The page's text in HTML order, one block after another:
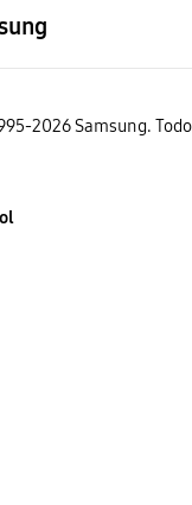
2026 Samsung.